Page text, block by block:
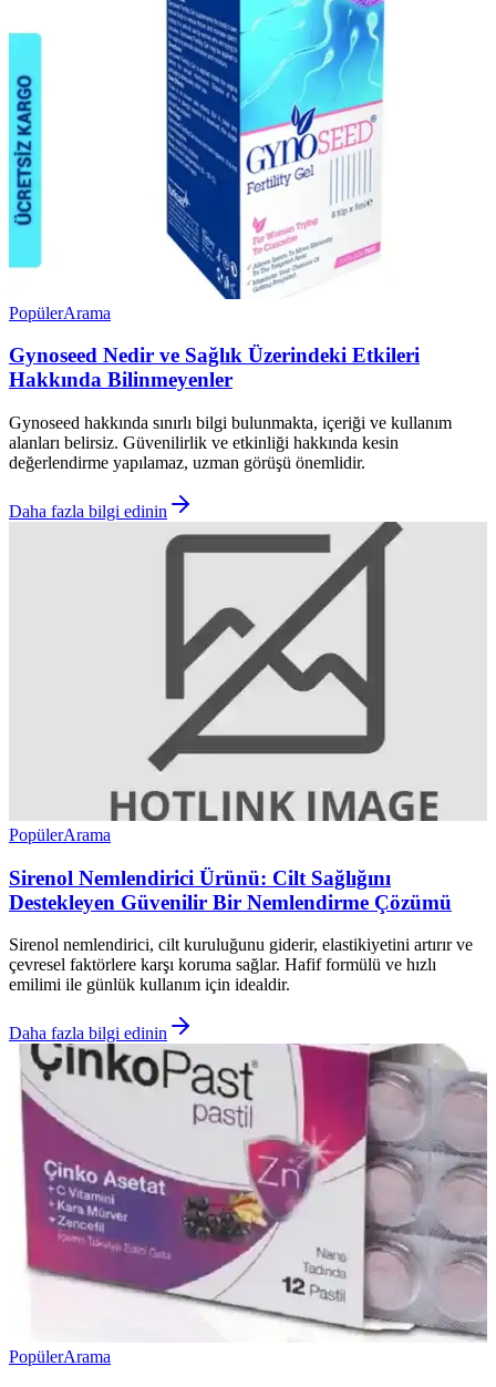
PopülerArama
Gynoseed Nedir ve Sağlık Üzerindeki Etkileri
Hakkında Bilinmeyenler
Gynoseed hakkında sınırlı bilgi bulunmakta, içeriği ve kullanım
alanları belirsiz. Güvenilirlik ve etkinliği hakkında kesin
değerlendirme yapılamaz, uzman görüşü önemlidir.
Daha fazla bilgi edinin
PopülerArama
Sirenol Nemlendirici Ürünü: Cilt Sağlığını
Destekleyen Güvenilir Bir Nemlendirme Çözümü
Sirenol nemlendirici, cilt kuruluğunu giderir, elastikiyetini artırır ve
çevresel faktörlere karşı koruma sağlar. Hafif formülü ve hızlı
emilimi ile günlük kullanım için idealdir.
Daha fazla bilgi edinin
PopülerArama